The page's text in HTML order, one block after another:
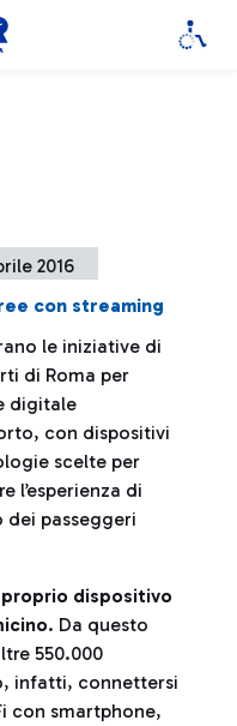
2016
con streaming
le iniziative di
di Roma per
digitale
con dispositivi
scelte per
l’esperienza di
dei passeggeri
dispositivo
. Da questo
550.000
infatti, connettersi
con smartphone,